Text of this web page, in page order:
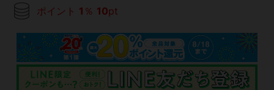
ポイント 1 ％ 10pt